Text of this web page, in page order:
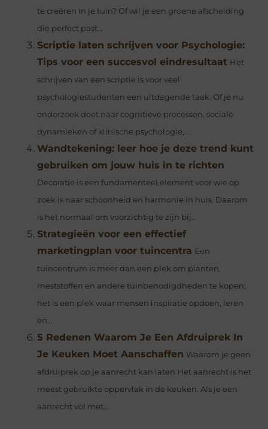
te creëren in je tuin? Of wil je een groene afscheiding
die perfect past...
Scriptie laten schrijven voor Psychologie:
Tips voor een succesvol eindresultaat Het
schrijven van een scriptie is voor veel
psychologiestudenten een uitdagende taak. Of je nu
onderzoek doet naar cognitieve processen, sociale
dynamieken of klinische psychologie,...
Wandtekening: leer hoe je deze trend kunt
gebruiken om jouw huis in te richten
Decoratie is een fundamenteel element voor wie op
zoek is naar schoonheid en harmonie in huis. Daarom
is het normaal om voorzichtig te zijn bij...
Strategieën voor een effectief
marketingplan voor tuincentra Een
tuincentrum is meer dan een plek om planten,
meststoffen en andere tuinbenodigdheden te kopen;
het is een plek waar mensen inspiratie opdoen, leren
en...
5 Redenen Waarom Je Een Afdruiprek In
Je Keuken Moet Aanschaffen Waarom je geen
afdruiprek op je aanrecht kan laten Het aanrecht is het
meest gebruikte oppervlak in de keuken. Als je een
aanrecht vol met...